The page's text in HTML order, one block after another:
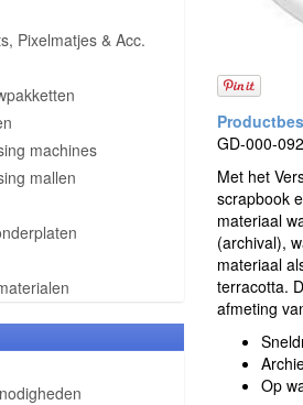
Pixelmatjes & Acc.
machines
mallen
GD-000-
Met het
scrapbook
materiaal
(archival),
materiaal
terracotta.
afmeting
Op